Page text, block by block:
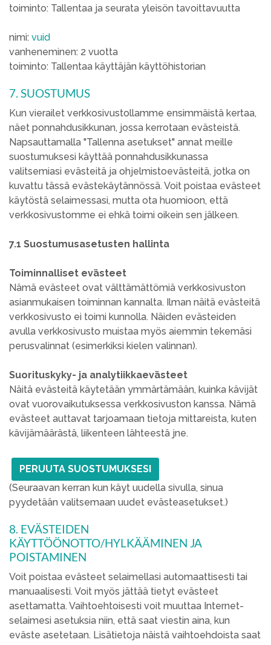
toiminto: Tallentaa ja seurata yleisön tavoittavuutta
nimi: vuid
vanheneminen: 2 vuotta
toiminto: Tallentaa käyttäjän käyttöhistorian
7. SUOSTUMUS
Kun vierailet verkkosivustollamme ensimmäistä kertaa,
näet ponnahdusikkunan, jossa kerrotaan evästeistä.
Napsauttamalla "Tallenna asetukset" annat meille
suostumuksesi käyttää ponnahdusikkunassa
valitsemiasi evästeitä ja ohjelmistoevästeitä, jotka on
kuvattu tässä evästekäytännössä. Voit poistaa evästeet
käytöstä selaimessasi, mutta ota huomioon, että
verkkosivustomme ei ehkä toimi oikein sen jälkeen.
7.1 Suostumusasetusten hallinta
Toiminnalliset evästeet
Nämä evästeet ovat välttämättömiä verkkosivuston
asianmukaisen toiminnan kannalta. Ilman näitä evästeitä
verkkosivusto ei toimi kunnolla. Näiden evästeiden
avulla verkkosivusto muistaa myös aiemmin tekemäsi
perusvalinnat (esimerkiksi kielen valinnan).
Suorituskyky- ja analytiikkaevästeet
Näitä evästeitä käytetään ymmärtämään, kuinka kävijät
ovat vuorovaikutuksessa verkkosivuston kanssa. Nämä
evästeet auttavat tarjoamaan tietoja mittareista, kuten
kävijämäärästä, liikenteen lähteestä jne.
PERUUTA SUOSTUMUKSESI
(Seuraavan kerran kun käyt uudella sivulla, sinua
pyydetään valitsemaan uudet evästeasetukset.)
8. EVÄSTEIDEN
KÄYTTÖÖNOTTO/HYLKÄÄMINEN JA
POISTAMINEN
Voit poistaa evästeet selaimellasi automaattisesti tai
manuaalisesti. Voit myös jättää tietyt evästeet
asettamatta. Vaihtoehtoisesti voit muuttaa Internet-
selaimesi asetuksia niin, että saat viestin aina, kun
eväste asetetaan. Lisätietoja näistä vaihtoehdoista saat